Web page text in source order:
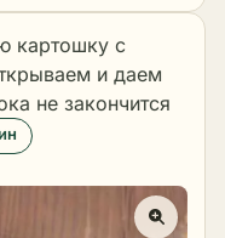
картошку с
и даем
не закончится